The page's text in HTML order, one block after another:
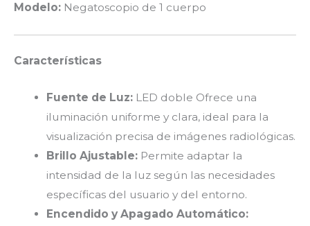
Modelo: Negatoscopio de 1 cuerpo
Características
Fuente de Luz:LED doble Ofrece una
iluminación uniforme y clara, ideal para la
visualización precisa de imágenes radiológicas.
Brillo Ajustable:Permite adaptar la
intensidad de la luz según las necesidades
específicas del usuario y del entorno.
Encendido y Apagado Automático: